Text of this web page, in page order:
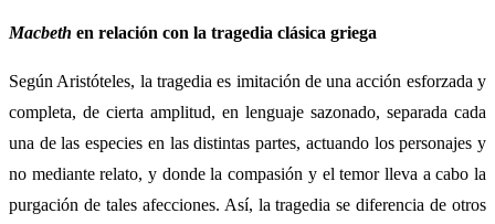
Macbeth en relación con la tragedia clásica griega
Según Aristóteles, la tragedia es imitación de una acción esforzada y
completa, de cierta amplitud, en lenguaje sazonado, separada cada
una de las especies en las distintas partes, actuando los personajes y
no mediante relato, y donde la compasión y el temor lleva a cabo la
purgación de tales afecciones. Así, la tragedia se diferencia de otros